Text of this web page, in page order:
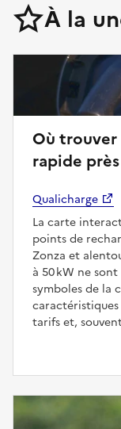
À la
Où trouver
rapide
Qualicharge
La carte
points de
Zonza et
à 50 kW ne
symboles de la
tarifs et,